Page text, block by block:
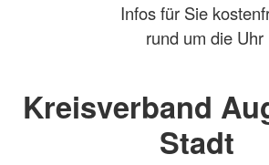
Infos für Sie
rund um die Uhr
Kreisverband
Stadt